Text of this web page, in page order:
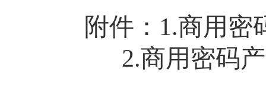
附件： 1.商用密
2.商用密码